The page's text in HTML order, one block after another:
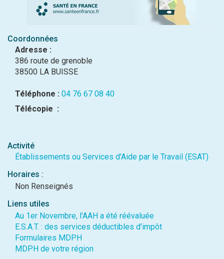
Coordonnées
Adresse :
386 route de grenoble
38500 LA BUISSE
Téléphone : 04 76 67 08 40
Télécopie :
Activité
Établissements ou Services d'Aide par le Travail (ESAT)
Horaires :
Non Renseignés
Liens utiles
Au 1er Novembre, l'AAH a été réévaluée
E.S.A.T. : des services déductibles d’impôt
Formulaires MDPH
MDPH de votre région